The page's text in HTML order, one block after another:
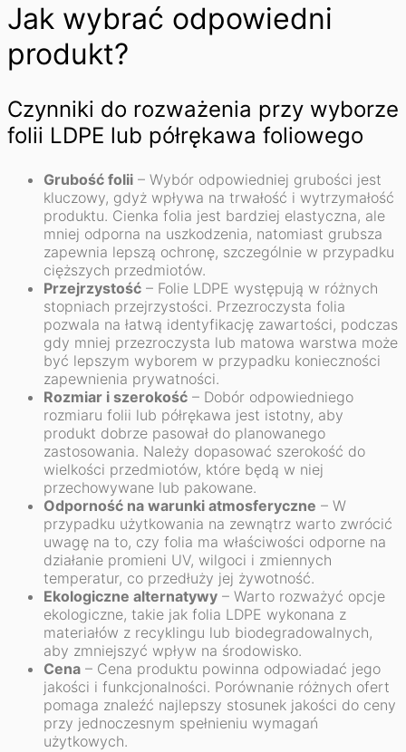
Jak wybrać odpowiedni
produkt?
Czynniki do rozważenia przy wyborze
folii LDPE lub półrękawa foliowego
Grubość folii – Wybór odpowiedniej grubości jest
kluczowy, gdyż wpływa na trwałość i wytrzymałość
produktu. Cienka folia jest bardziej elastyczna, ale
mniej odporna na uszkodzenia, natomiast grubsza
zapewnia lepszą ochronę, szczególnie w przypadku
cięższych przedmiotów.
Przejrzystość – Folie LDPE występują w różnych
stopniach przejrzystości. Przezroczysta folia
pozwala na łatwą identyfikację zawartości, podczas
gdy mniej przezroczysta lub matowa warstwa może
być lepszym wyborem w przypadku konieczności
zapewnienia prywatności.
Rozmiar i szerokość – Dobór odpowiedniego
rozmiaru folii lub półrękawa jest istotny, aby
produkt dobrze pasował do planowanego
zastosowania. Należy dopasować szerokość do
wielkości przedmiotów, które będą w niej
przechowywane lub pakowane.
Odporność na warunki atmosferyczne – W
przypadku użytkowania na zewnątrz warto zwrócić
uwagę na to, czy folia ma właściwości odporne na
działanie promieni UV, wilgoci i zmiennych
temperatur, co przedłuży jej żywotność.
Ekologiczne alternatywy – Warto rozważyć opcje
ekologiczne, takie jak folia LDPE wykonana z
materiałów z recyklingu lub biodegradowalnych,
aby zmniejszyć wpływ na środowisko.
Cena – Cena produktu powinna odpowiadać jego
jakości i funkcjonalności. Porównanie różnych ofert
pomaga znaleźć najlepszy stosunek jakości do ceny
przy jednoczesnym spełnieniu wymagań
użytkowych.